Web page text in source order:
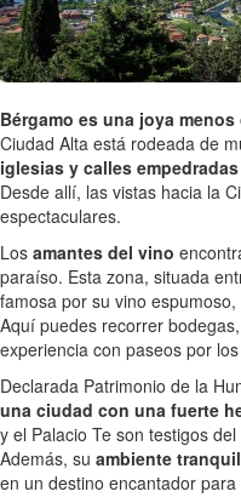
Bérgamo es una joya
Ciudad Alta está rodeada de
iglesias y calles empedradas
Desde allí, las vistas hacia la
espectaculares.
Los amantes del vino
paraíso. Esta zona, situada
famosa por su vino
Aquí puedes recorrer
experiencia con paseos por
Declarada Patrimonio de la
una ciudad con una fuerte
y el Palacio Te son testigos
Además, su ambiente
en un destino encantador